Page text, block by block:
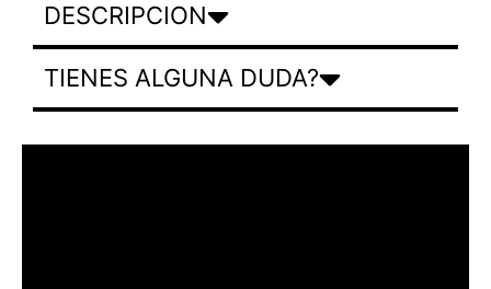
DESCRIPCION
TIENES ALGUNA DUDA?